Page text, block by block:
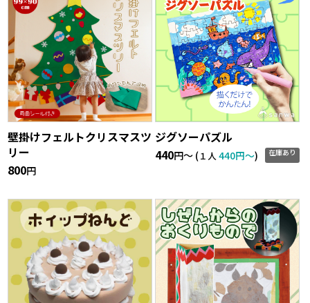
壁掛けフェルトクリスマスツ
リー
800円
ジグソーパズル
440円〜 (１人440円〜) 在庫あり